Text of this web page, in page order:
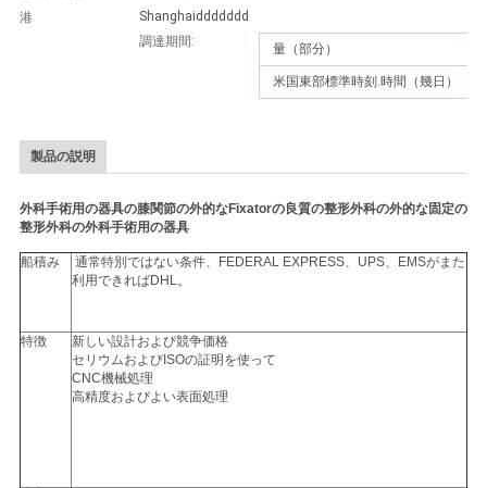
要
な
さ
い
図
港
Shanghaiddddddd
調達期間:
量（部分）
米国東部標準時刻.時間（幾日）
製品の説明
外科手術用の器具の膝関節の外的なFixatorの良質の整形外科の外的な固定の
整形外科の外科手術用の器具
船積み
通常特別ではない条件、FEDERAL EXPRESS、UPS、EMSがまた
利用できればDHL。
特徴
新しい設計および競争価格
セリウムおよびISOの証明を使って
CNC機械処理
高精度およびよい表面処理